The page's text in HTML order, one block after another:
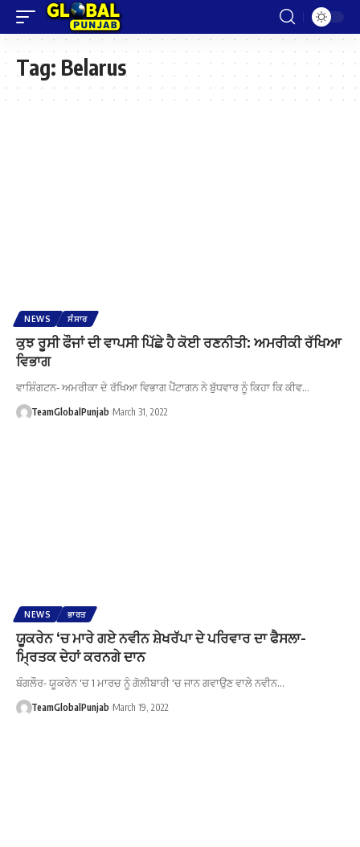
Tag: Belarus
NEWS ਸੰਸਾਰ
ਕੁਝ ਰੂਸੀ ਫੌਜਾਂ ਦੀ ਵਾਪਸੀ ਪਿੱਛੇ ਹੈ ਕੋਈ ਰਣਨੀਤੀ: ਅਮਰੀਕੀ ਰੱਖਿਆ
ਵਿਭਾਗ
ਵਾਸ਼ਿੰਗਟਨ- ਅਮਰੀਕਾ ਦੇ ਰੱਖਿਆ ਵਿਭਾਗ ਪੈਂਟਾਗਨ ਨੇ ਬੁੱਧਵਾਰ ਨੂੰ ਕਿਹਾ ਕਿ ਕੀਵ…
TeamGlobalPunjab March 31, 2022
NEWS ਭਾਰਤ
ਯੂਕਰੇਨ ‘ਚ ਮਾਰੇ ਗਏ ਨਵੀਨ ਸ਼ੇਖਰੱਪਾ ਦੇ ਪਰਿਵਾਰ ਦਾ ਫੈਸਲਾ-
ਮ੍ਰਿਤਕ ਦੇਹਾਂ ਕਰਨਗੇ ਦਾਨ
ਬੰਗਲੌਰ- ਯੂਕਰੇਨ 'ਚ 1 ਮਾਰਚ ਨੂੰ ਗੋਲੀਬਾਰੀ 'ਚ ਜਾਨ ਗਵਾਉਣ ਵਾਲੇ ਨਵੀਨ…
TeamGlobalPunjab March 19, 2022